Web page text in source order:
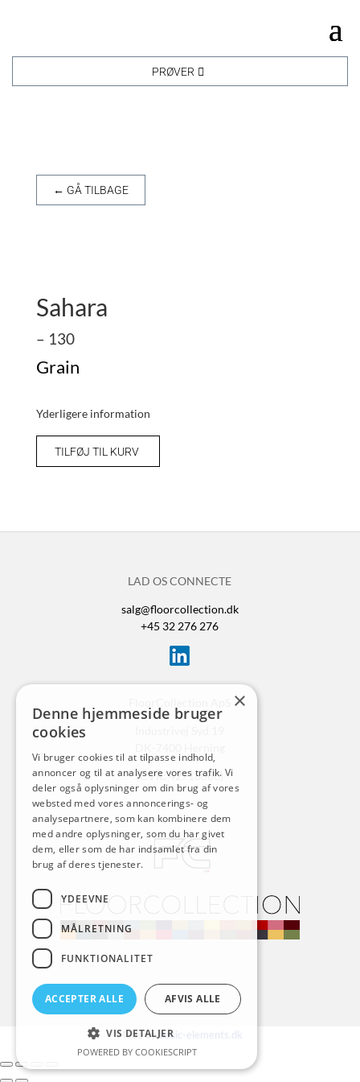
PRØVER
← GÅ TILBAGE
Sahara
– 130
Grain
Yderligere information
TILFØJ TIL KURV
LAD OS CONNECTE
salg@floorcollection.dk
+45 32 276 276
(CVR: 42718866)
Made bybasic-elements.dk
×
Denne hjemmeside bruger
cookies
Vi bruger cookies til at tilpasse indhold,
annoncer og til at analysere vores trafik. Vi
deler også oplysninger om din brug af vores
websted med vores annoncerings- og
analysepartnere, som kan kombinere dem
med andre oplysninger, som du har givet
dem, eller som de har indsamlet fra din
brug af deres tjenester.
YDEEVNE
MÅLRETNING
FUNKTIONALITET
ACCEPTER ALLE AFVIS ALLE
VIS DETALJER
POWERED BY COOKIESCRIPT